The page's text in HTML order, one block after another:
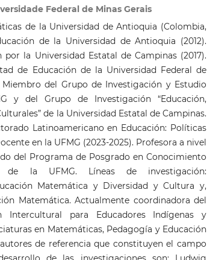
Federal de Minas Gerais
de la Universidad de Antioquia (Colombia,
de la Universidad de Antioquia (2012).
la Universidad Estatal de Campinas (2017).
de Educación de la Universidad Federal de
Miembro del Grupo de Investigación y Estudio
y del Grupo de Investigación “Educación,
de la Universidad Estatal de Campinas.
Latinoamericano en Educación: Políticas
en la UFMG (2023-2025). Profesora a nivel
del Programa de Posgrado en Conocimiento
la UFMG. Líneas de investigación:
Matemática y Diversidad y Cultura y,
Matemática. Actualmente coordinadora del
Intercultural para Educadores Indígenas y
en Matemáticas, Pedagogía y Educación
de referencia que constituyen el campo